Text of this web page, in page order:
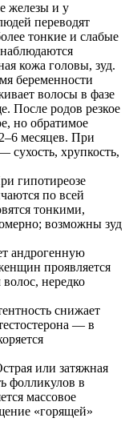
железы и у
переводят
тонкие и слабые
кожа головы, зуд.
беременности
волосы в фазе
После родов резкое
но обратимое
месяцев. При
сухость, хрупкость,
гипотиреозе
по всей
тонкими,
возможны зуд
андрогенную
проявляется
нередко
снижает
— в
или затяжная
фолликулов в
массовое
«горящей»